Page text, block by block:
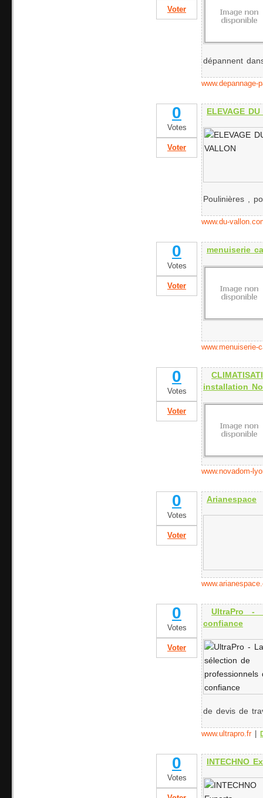
Voter
dépannent
www.depannage-
0
Votes
Voter
ELEVAGE
Poulinières ,
www.du-
0
Votes
Voter
menuiserie
www.menuiserie-
0
Votes
Voter
installation
www.novadom-
0
Votes
Voter
Arianespace
0
Votes
Voter
UltraPro -
confiance
de devis de
www.ultrapro.fr|
0
Votes
INTECHNO